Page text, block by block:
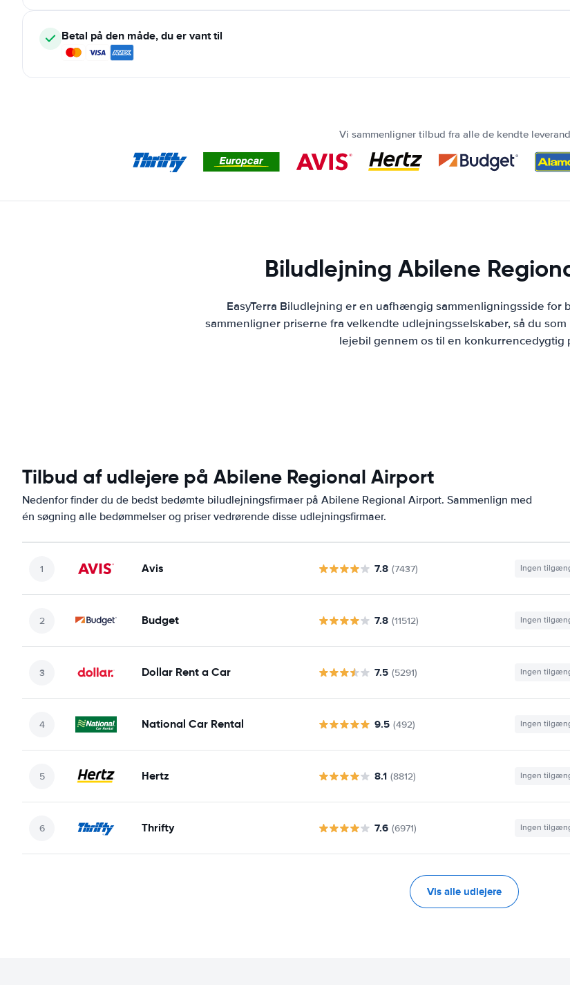
Betal på den måde, du er vant til
Vi sammenligner tilbud fra alle de kendte
Biludlejning Abilene
EasyTerra Biludlejning er en uafhængig sammenligningsside for
sammenligner priserne fra velkendte udlejningsselskaber, så du
lejebil gennem os til en konkurrencedygtig
Tilbud af udlejere på Abilene Regional Airport
Nedenfor finder du de bedst bedømte biludlejningsfirmaer på Abilene Regional Airport. Sammenlign med
én søgning alle bedømmelser og priser vedrørende disse udlejningsfirmaer.
Avis 7.8 (7437) Ingen
Budget 7.8 (11512) Ingen
Dollar Rent a Car 7.5 (5291) Ingen
National Car Rental 9.5 (492) Ingen
Hertz 8.1 (8812) Ingen
Thrifty 7.6 (6971) Ingen
Vis alle udlejere